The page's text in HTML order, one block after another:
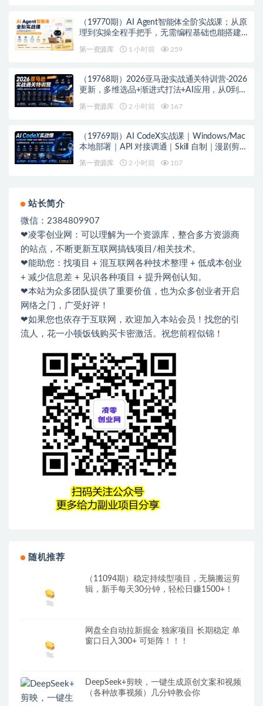
（19770期）AI Agent智能体全阶实战课；从原
理到实操全程手把手，无需编程基础也能搭建
第一资源库 1 小时前 259
（19768期）2026亚马逊实战通关特训营-2026
更新，多维选品+渐进式打法+AI应用，从0到1
第一资源库 2 小时前 167
（19769期）AI CodeX实战课｜Windows/Mac
本地部署｜API 对接调通｜Skill 自制｜漫剧剪辑
第一资源库 2 小时前 107
站长简介
微信：2384809907
❤凌零创业网：可以理解为一个资源库，整合多方资源商
的站点，不断更新互联网搞钱项目/相关技术。
❤能助您：找项目 + 混互联网各种技术整理 + 低成本创业
+ 减少信息差 + 见识各种项目 + 提升网创认知。
❤本站为众多团队提供了重要价值，也为众多创业者开启
网络之门，广受好评！
❤如果您也依存于互联网，欢迎加入本站会员！找您的引
流人，花一小顿饭钱购买卡密激活。祝您前程似锦！
随机推荐
（11094期）稳定持续型项目，无脑搬运剪
辑，新手每天30分钟，轻松日赚1500+！
网盘全自动拉新掘金 独家项目 长期稳定 单
窗口日入300+ 可矩阵！！！
DeepSeek+剪映，一键生成原创文案和视频
（各种故事视频）几分钟教会你